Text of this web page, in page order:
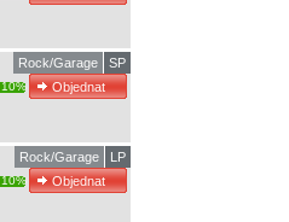
SP
Rock/Garage
10%
LP
Rock/Garage
10%